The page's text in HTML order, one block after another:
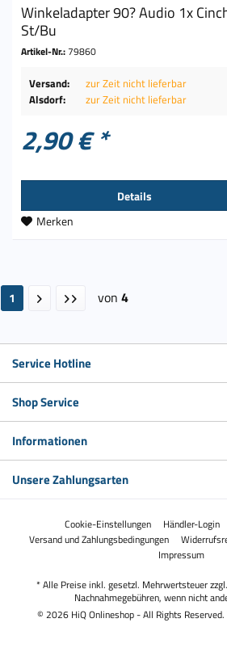
Winkeladapter 90? Audio 1x
St/Bu
Artikel-Nr.: 79860
Versand:
zur Zeit nicht lieferbar
Alsdorf:
zur Zeit nicht lieferbar
2,90 € *
Details
Merken
1 von 4
Service Hotline
Shop Service
Informationen
Unsere Zahlungsarten
Cookie-Einstellungen Händler-Login
Versand und Zahlungsbedingungen
Impressum
* Alle Preise inkl. gesetzl. Mehrwertsteuer zzgl.
Nachnahmegebühren, wenn nicht
© 2026 HiQ Onlineshop - All Rights Reserved.